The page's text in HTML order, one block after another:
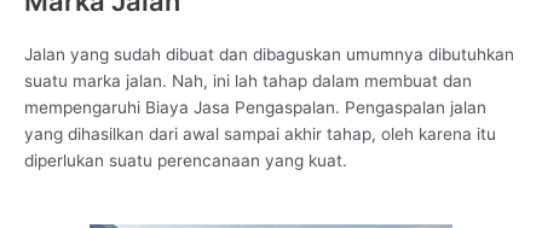
Jalan yang sudah dibuat dan dibaguskan umumnya dibutuhkan
suatu marka jalan. Nah, ini lah tahap dalam membuat dan
mempengaruhi Biaya Jasa Pengaspalan. Pengaspalan jalan
yang dihasilkan dari awal sampai akhir tahap, oleh karena itu
diperlukan suatu perencanaan yang kuat.